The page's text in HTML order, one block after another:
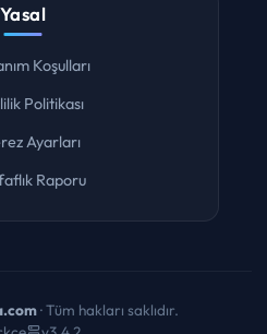
Yasal
Koşulları
Politikası
Ayarları
Raporu
· Tüm hakları saklıdır.